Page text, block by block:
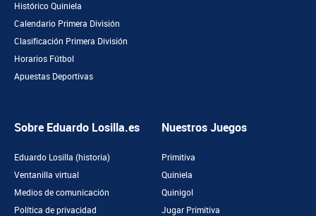
Histórico Quiniela
Calendario Primera División
Clasificación Primera División
Horarios Fútbol
Apuestas Deportivas
Sobre Eduardo Losilla.es
Eduardo Losilla (historia)
Ventanilla virtual
Medios de comunicación
Política de privacidad
Nuestros Juegos
Primitiva
Quiniela
Quinigol
Jugar Primitiva